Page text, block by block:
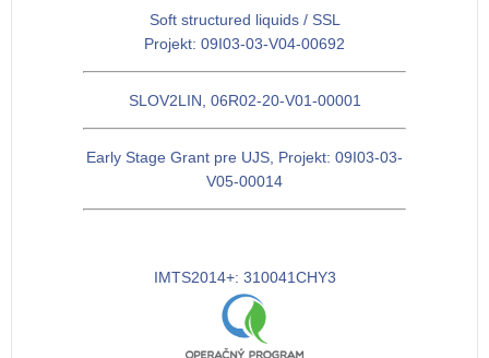
Soft structured liquids / SSL
Projekt: 09I03-03-V04-00692
SLOV2LIN, 06R02-20-V01-00001
Early Stage Grant pre UJS, Projekt: 09I03-03-
V05-00014
IMTS2014+: 310041CHY3